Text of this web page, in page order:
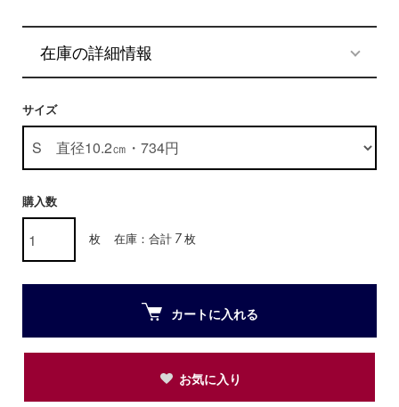
在庫の詳細情報
サイズ
購入数
枚 在庫：合計 7 枚
カートに入れる
お気に入り